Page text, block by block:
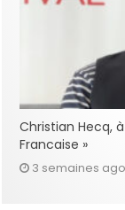
Christian Hecq,
Francaise »
3 semaines ago